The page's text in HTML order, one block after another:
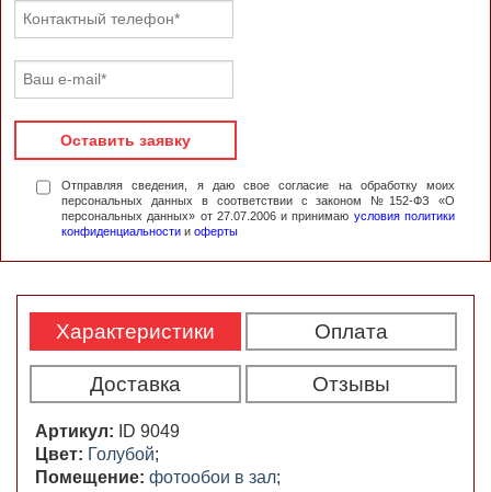
Оставить заявку
Отправляя сведения, я даю свое согласие на обработку моих
персональных данных в соответствии с законом №152-ФЗ «О
персональных данных» от 27.07.2006 и принимаю условия политики
конфиденциальности и оферты
Характеристики Оплата
Доставка Отзывы
Артикул:
ID 9049
Цвет: Голубой;
Помещение: фотообои в зал;